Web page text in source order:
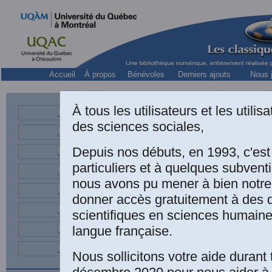
Accueil À propos Bénévoles Derniers ajouts Nous
Sous la
Barry, Alpha
Campbel
À tous les utilisateurs et les
des sciences sociales,
Depuis nos débuts, en 1993,
particuliers et à quelques
nous avons pu mener à bien
donner accès gratuitement à des
scientifiques en sciences
langue française.
Nous sollicitons votre aide durant